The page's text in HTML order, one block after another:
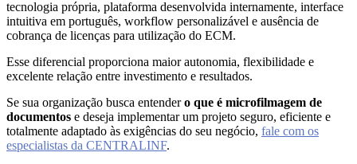
tecnologia própria, plataforma desenvolvida internamente, interface
intuitiva em português, workflow personalizável e ausência de
cobrança de licenças para utilização do ECM.
Esse diferencial proporciona maior autonomia, flexibilidade e
excelente relação entre investimento e resultados.
Se sua organização busca entendero que é microfilmagem de
documentos e deseja implementar um projeto seguro, eficiente e
totalmente adaptado às exigências do seu negócio, fale com os
especialistas da CENTRALINF.